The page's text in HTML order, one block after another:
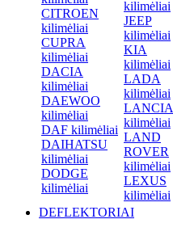
CITROEN
kilimėliai
CUPRA
kilimėliai
DACIA
kilimėliai
DAEWOO
kilimėliai
DAF kilimėliai
DAIHATSU
kilimėliai
DODGE
kilimėliai
kilimėliai
JEEP
kilimėliai
KIA
kilimėliai
LADA
kilimėliai
LANCIA
kilimėliai
LAND
ROVER
kilimėliai
LEXUS
kilimėliai
DEFLEKTORIAI